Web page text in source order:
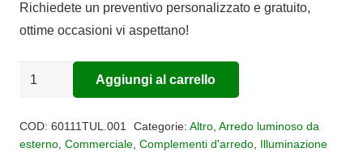
Richiedete un preventivo personalizzato e gratuito,
ottime occasioni vi aspettano!
Lampada
TULIP
Aggiungi al carrello
COD: 60111TUL.001 Categorie: Altro, Arredo luminoso da
esterno Commerciale Complementi d'arredo Illuminazione